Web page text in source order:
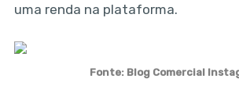
uma renda na plataforma.
Fonte: Blog Comercial